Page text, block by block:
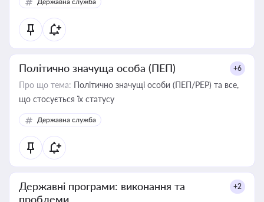
Політично значуща особа (ПЕП) +6
Про що тема: Політично значущі особи (ПЕП/PEP) та все,
що стосується їх статусу
Державна служба
Державні програми: виконання та
проблеми
+2